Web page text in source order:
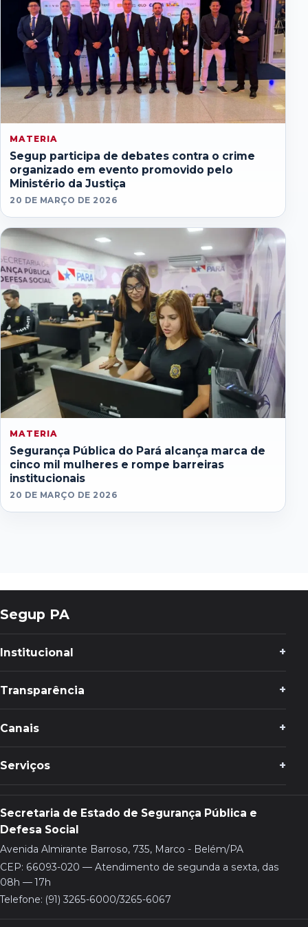
MATERIA
Segup participa de debates contra o crime
organizado em evento promovido pelo
Ministério da Justiça
20 DE MARÇO DE 2026
MATERIA
Segurança Pública do Pará alcança marca de
cinco mil mulheres e rompe barreiras
institucionais
20 DE MARÇO DE 2026
Segup PA
Institucional
Transparência
Canais
Serviços
Secretaria de Estado de Segurança Pública e
Defesa Social
Avenida Almirante Barroso, 735, Marco - Belém/PA
CEP: 66093-020 — Atendimento de segunda a sexta, das
08h — 17h
Telefone: (91) 3265-6000/3265-6067